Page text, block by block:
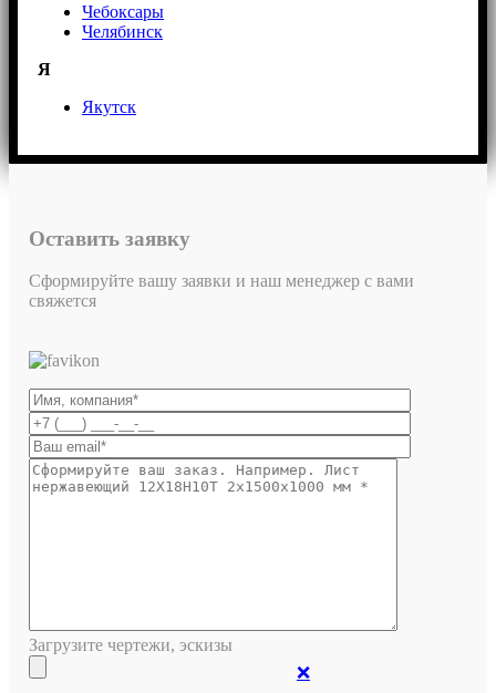
Чебоксары
Челябинск
Я
Якутск
Оставить заявку
Сформируйте вашу заявки и наш менеджер с вами
свяжется
Загрузите чертежи, эскизы
❌